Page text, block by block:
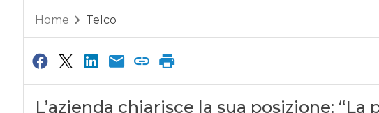
Home Telco
L’azienda chiarisce la sua posizione: “La